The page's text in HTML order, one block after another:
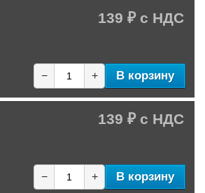
139 ₽
− + В корзину
139 ₽
− + В корзину